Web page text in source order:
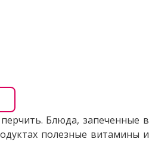
Блюда, запеченные в
полезные витамины и